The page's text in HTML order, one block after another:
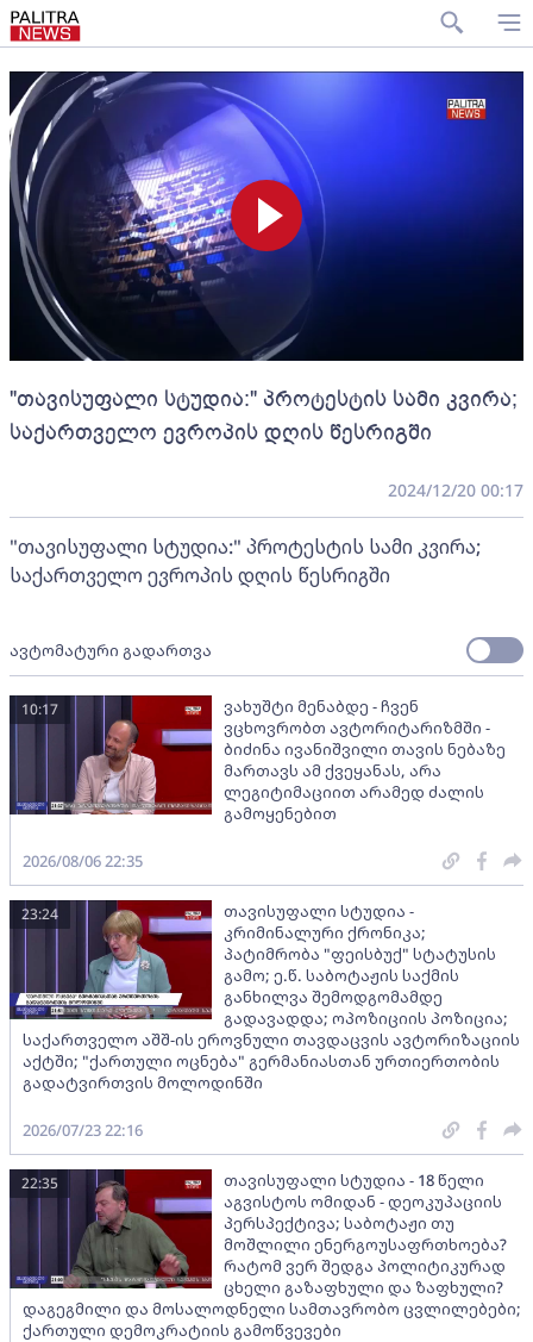
"თავისუფალი სტუდია:" პროტესტის სამი კვირა;
საქართველო ევროპის დღის წესრიგში
2024/12/20 00:17
"თავისუფალი სტუდია:" პროტესტის სამი კვირა;
საქართველო ევროპის დღის წესრიგში
ავტომატური გადართვა
ვახუშტი მენაბდე - ჩვენ
ვცხოვრობთ ავტორიტარიზმში -
ბიძინა ივანიშვილი თავის ნებაზე
მართავს ამ ქვეყანას, არა
ლეგიტიმაციით არამედ ძალის
გამოყენებით
10:17
2026/08/06 22:35
თავისუფალი სტუდია -
კრიმინალური ქრონიკა;
პატიმრობა "ფეისბუქ" სტატუსის
გამო; ე.წ. საბოტაჟის საქმის
განხილვა შემოდგომამდე
გადავადდა; ოპოზიციის პოზიცია;
საქართველო აშშ-ის ეროვნული თავდაცვის ავტორიზაციის
აქტში; "ქართული ოცნება" გერმანიასთან ურთიერთობის
გადატვირთვის მოლოდინში
23:24
2026/07/23 22:16
თავისუფალი სტუდია - 18 წელი
აგვისტოს ომიდან - დეოკუპაციის
პერსპექტივა; საბოტაჟი თუ
მოშლილი ენერგოუსაფრთხოება?
რატომ ვერ შედგა პოლიტიკურად
ცხელი გაზაფხული და ზაფხული?
დაგეგმილი და მოსალოდნელი სამთავრობო ცვლილებები;
ქართული დემოკრატიის გამოწვევები
22:35